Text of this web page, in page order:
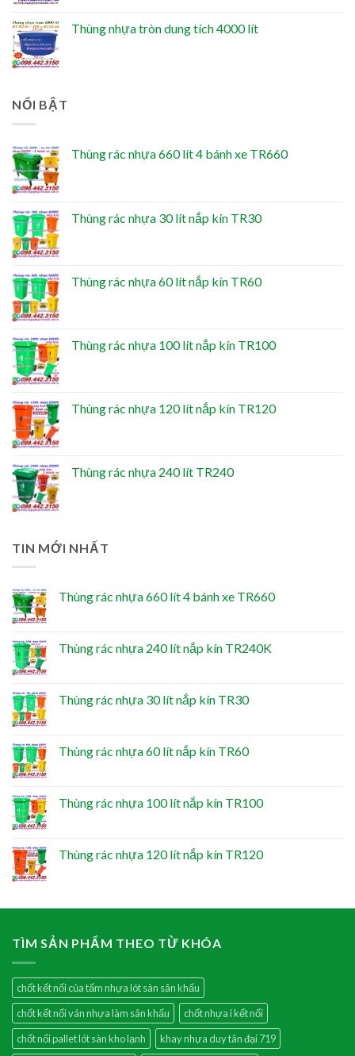
Thùng nhựa tròn dung tích 4000 lít
NỔI BẬT
Thùng rác nhựa 660 lít 4 bánh xe TR660
Thùng rác nhựa 30 lít nắp kín TR30
Thùng rác nhựa 60 lít nắp kín TR60
Thùng rác nhựa 100 lít nắp kín TR100
Thùng rác nhựa 120 lít nắp kín TR120
Thùng rác nhựa 240 lít TR240
TIN MỚI NHẤT
Thùng rác nhựa 660 lít 4 bánh xe TR660
Thùng rác nhựa 240 lít nắp kín TR240K
Thùng rác nhựa 30 lít nắp kín TR30
Thùng rác nhựa 60 lít nắp kín TR60
Thùng rác nhựa 100 lít nắp kín TR100
Thùng rác nhựa 120 lít nắp kín TR120
TÌM SẢN PHẨM THEO TỪ KHÓA
chốt kết nối của tấm nhựa lót sàn sân khấu
chốt kết nối ván nhựa làm sân khấu
chốt nhựa i kết nối
chốt nối pallet lót sàn kho lạnh
khay nhựa duy tân đại 719